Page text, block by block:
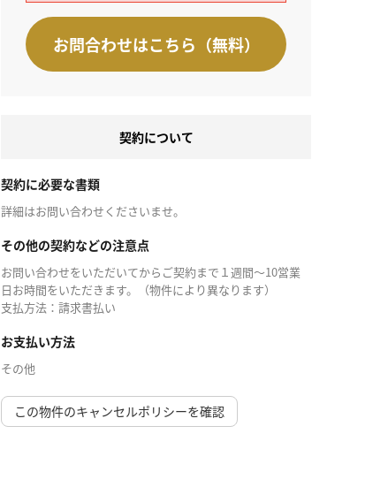
お問合わせはこちら（無料）
契約について
契約に必要な書類
詳細はお問い合わせくださいませ。
その他の契約などの注意点
お問い合わせをいただいてからご契約まで１週間～10営業
日お時間をいただきます。（物件により異なります）
支払方法：請求書払い
お支払い方法
その他
この物件のキャンセルポリシーを確認